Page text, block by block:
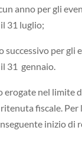
anno per gli
31 luglio;
successivo per
31 gennaio.
erogate nel limite
fiscale.
inizio di